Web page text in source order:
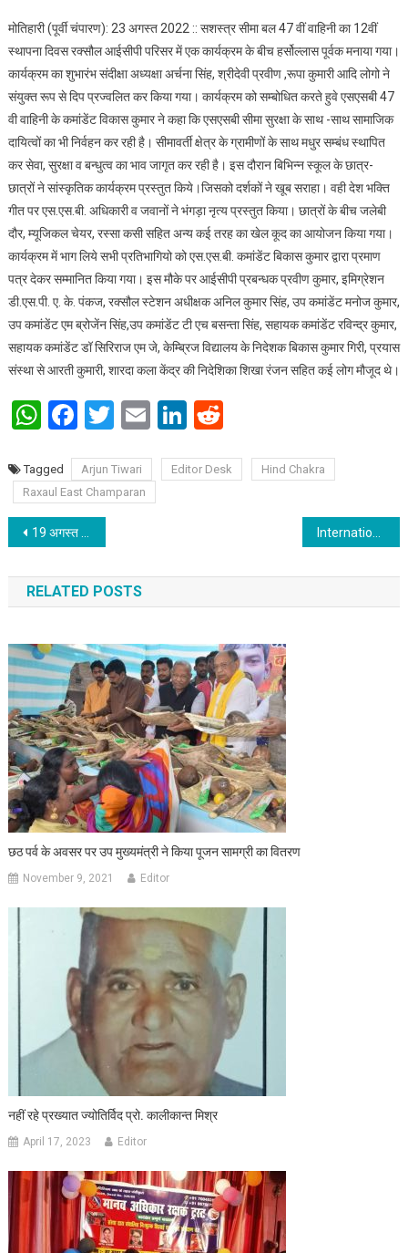
मोतिहारी (पूर्वी चंपारण): 23 अगस्त 2022 :: सशस्त्र सीमा बल 47 वीं वाहिनी का 12वीं
स्थापना दिवस रक्सौल आईसीपी परिसर में एक कार्यक्रम के बीच हर्सोल्लास पूर्वक मनाया गया।
कार्यक्रम का शुभारंभ संदीक्षा अध्यक्षा अर्चना सिंह, श्रीदेवी प्रवीण ,रूपा कुमारी आदि लोगो ने
संयुक्त रूप से दिप प्रज्वलित कर किया गया। कार्यक्रम को सम्बोधित करते हुवे एसएसबी 47
वी वाहिनी के कमांडेंट विकास कुमार ने कहा कि एसएसबी सीमा सुरक्षा के साथ -साथ सामाजिक
दायित्वों का भी निर्वहन कर रही है। सीमावर्ती क्षेत्र के ग्रामीणों के साथ मधुर सम्बंध स्थापित
कर सेवा, सुरक्षा व बन्धुत्व का भाव जागृत कर रही है। इस दौरान बिभिन्न स्कूल के छात्र-
छात्रों ने सांस्कृतिक कार्यक्रम प्रस्तुत किये।जिसको दर्शकों ने खूब सराहा। वही देश भक्ति
गीत पर एस.एस.बी. अधिकारी व जवानों ने भंगड़ा नृत्य प्रस्तुत किया। छात्रों के बीच जलेबी
दौर, म्यूजिकल चेयर, रस्सा कसी सहित अन्य कई तरह का खेल कूद का आयोजन किया गया।
कार्यक्रम में भाग लिये सभी प्रतिभागियो को एस.एस.बी. कमांडेंट बिकास कुमार द्वारा प्रमाण
पत्र देकर सम्मानित किया गया। इस मौके पर आईसीपी प्रबन्धक प्रवीण कुमार, इमिग्रेशन
डी.एस.पी. ए. के. पंकज, रक्सौल स्टेशन अधीक्षक अनिल कुमार सिंह, उप कमांडेंट मनोज कुमार,
उप कमांडेंट एम ब्रोजेंन सिंह,उप कमांडेंट टी एच बसन्ता सिंह, सहायक कमांडेंट रविन्द्र कुमार,
सहायक कमांडेंट डॉ सिरिराज एम जे, केम्ब्रिज विद्यालय के निदेशक बिकास कुमार गिरी, प्रयास
संस्था से आरती कुमारी, शारदा कला केंद्र की निदेशिका शिखा रंजन सहित कई लोग मौजूद थे।
WhatsApp
Facebook
Twitter
EmailLinkedIn
Reddit
Tagged Arjun Tiwari Editor Desk
Hind Chakra
Raxaul East Champaran
Post navigation
19 अगस्त को मनाया जाएगा श्रीकृष्ण जन्माष्टमी
RELATED POSTS
छठ पर्व के अवसर पर उप मुख्यमंत्री ने किया पूजन सामग्री का वितरण
November 9, 2021 Editor
नहीं रहे प्रख्यात ज्योतिर्विद प्रो. कालीकान्त मिश्र
April 17, 2023 Editor